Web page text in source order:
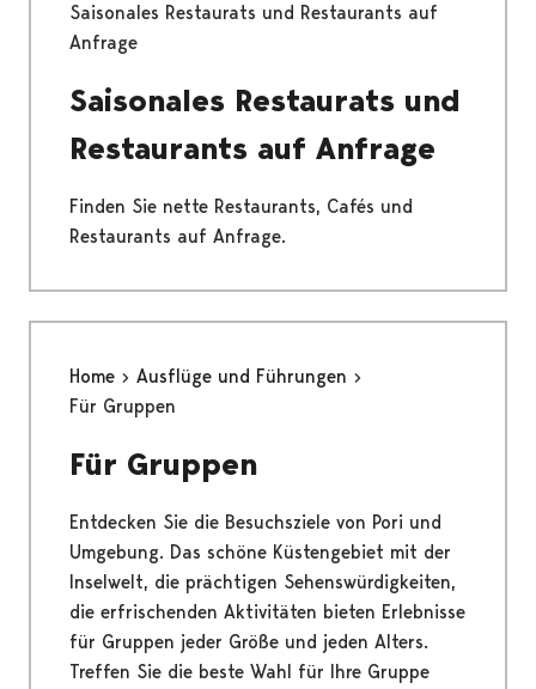
Saisonales Restaurats und Restaurants auf
Anfrage
Saisonales Restaurats und
Restaurants auf Anfrage
Finden Sie nette Restaurants, Cafés und
Restaurants auf Anfrage.
Home
Ausflüge und Führungen
Für Gruppen
Für Gruppen
Entdecken Sie die Besuchsziele von Pori und
Umgebung. Das schöne Küstengebiet mit der
Inselwelt, die prächtigen Sehenswürdigkeiten,
die erfrischenden Aktivitäten bieten Erlebnisse
für Gruppen jeder Größe und jeden Alters.
Treffen Sie die beste Wahl für Ihre Gruppe